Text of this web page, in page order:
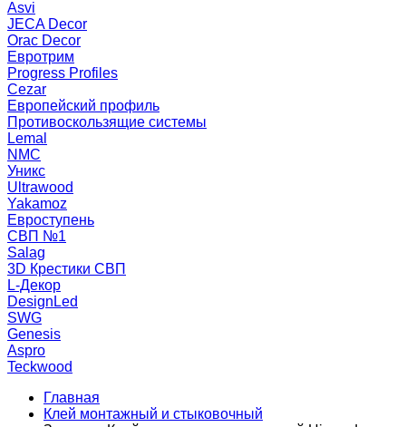
Asvi
JECA Decor
Orac Decor
Евротрим
Progress Profiles
Cezar
Европейский профиль
Противоскользящие системы
Lemal
NMC
Уникс
Ultrawood
Yakamoz
Евроступень
СВП №1
Salag
3D Крестики СВП
L-Декор
DesignLed
SWG
Genesis
Aspro
Teckwood
Главная
Клей монтажный и стыковочный